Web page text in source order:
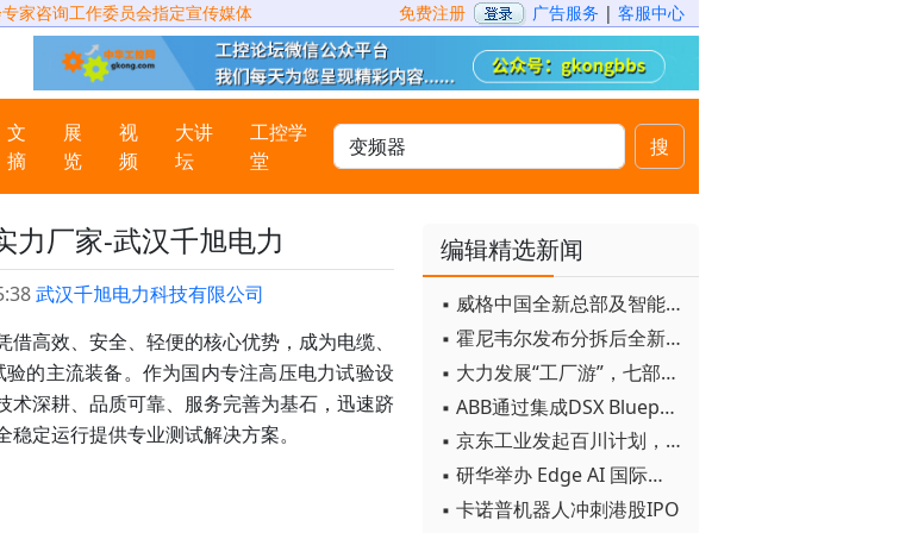
家咨询工作委员会指定宣传媒体 免费注册 广告服务 | 客服中心
文
摘
展
览
视
频
大讲
坛
工控学
堂
搜
力厂家-武汉千旭电力
武汉千旭电力科技有限公司
高效、安全、轻便的核心优势，成为电缆、
的主流装备。作为国内专注高压电力试验设
术深耕、品质可靠、服务完善为基石，迅速跻
定运行提供专业测试解决方案。
编辑精选新闻
▪ 威格中国全新总部及智能工厂启用
▪ 霍尼韦尔发布分拆后全新品牌：霍尼韦尔科技与霍尼韦尔航空航天
▪ 大力发展“工厂游”，七部门联合发文！
▪ ABB通过集成DSX Blueprint AI基础设施，扩大与英伟达的合作
▪ 京东工业发起百川计划， 构建工业大模型新生态
▪ 研华举办 Edge AI 国际论坛
▪ 卡诺普机器人冲刺港股IPO